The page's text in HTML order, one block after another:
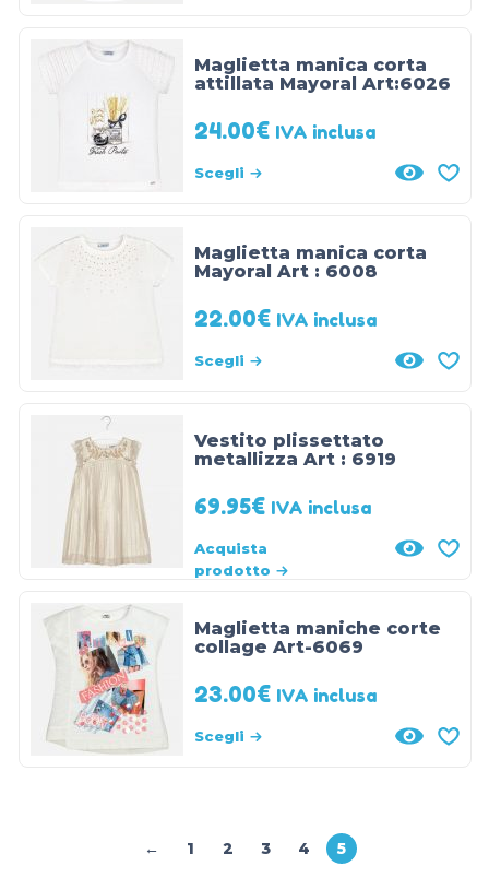
Maglietta manica corta
attillata Mayoral Art:6026
24.00€ IVA inclusa
Scegli
Maglietta manica corta
Mayoral Art : 6008
22.00€ IVA inclusa
Scegli
Vestito plissettato
metallizza Art : 6919
69.95€ IVA inclusa
Acquista
prodotto
Maglietta maniche corte
collage Art-6069
23.00€ IVA inclusa
Scegli
← 1 2 3 4 5